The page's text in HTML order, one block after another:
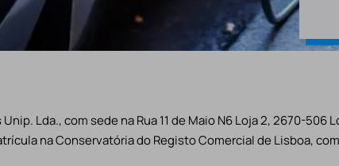
Lda., com sede na Rua 11 de Maio N6 Loja 2, 2670-506
na Conservatória do Registo Comercial de Lisboa,